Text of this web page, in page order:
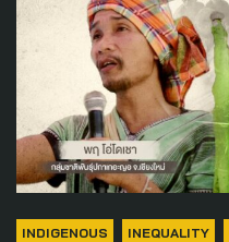
INDIGENOUS INEQUALITY